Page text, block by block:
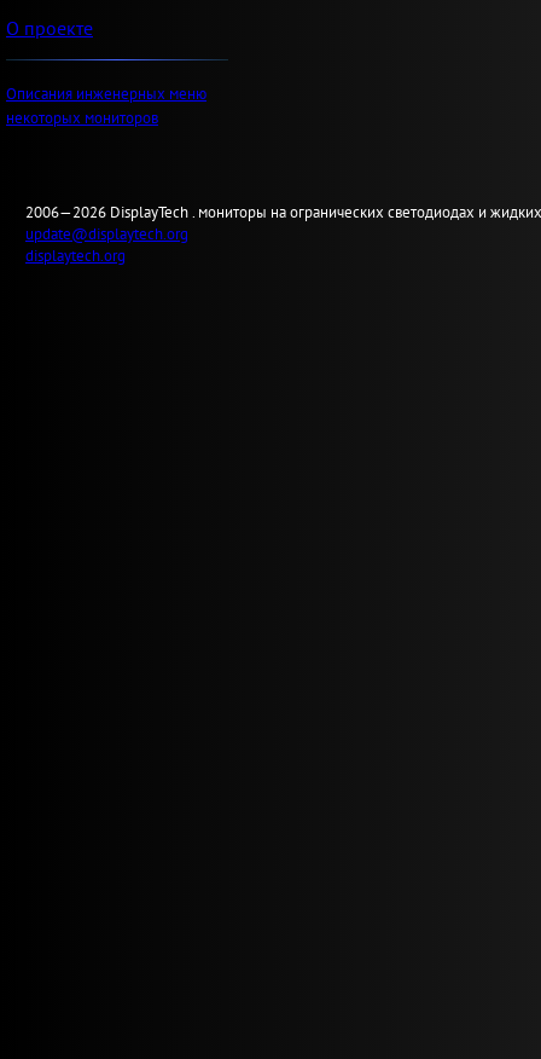
О проекте
Описания инженерных меню
некоторых мониторов
2006—2026 DisplayTech . мониторы на огранических светодиодах и
update@displaytech.org
displaytech.org